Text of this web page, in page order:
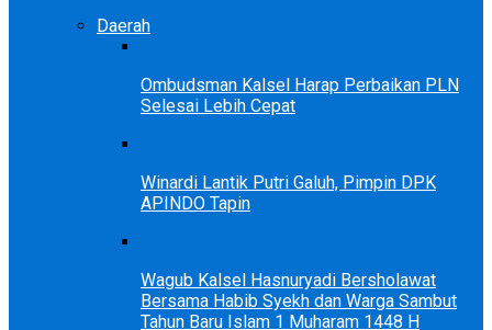
Daerah
Ombudsman Kalsel Harap Perbaikan PLN
Selesai Lebih Cepat
Winardi Lantik Putri Galuh, Pimpin DPK
APINDO Tapin
Wagub Kalsel Hasnuryadi Bersholawat
Bersama Habib Syekh dan Warga Sambut
Tahun Baru Islam 1 Muharam 1448 H